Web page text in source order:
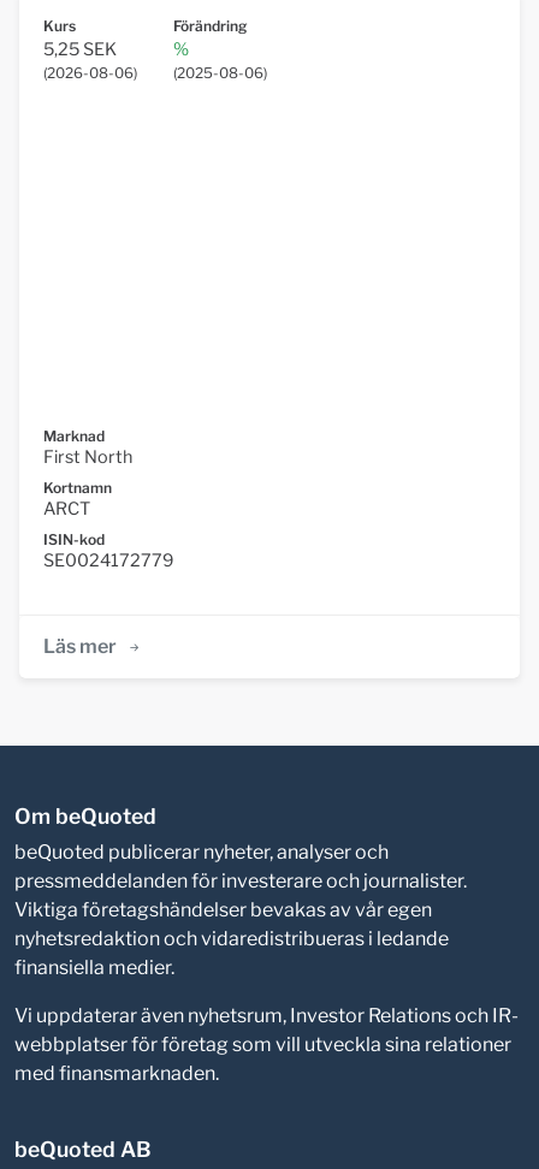
Kurs
5,25 SEK
(2026-08-06)
Förändring
%
(2025-08-06)
Marknad
First North
Kortnamn
ARCT
ISIN-kod
SE0024172779
Läs mer
Om beQuoted
beQuoted publicerar nyheter, analyser och
pressmeddelanden för investerare och journalister.
Viktiga företagshändelser bevakas av vår egen
nyhetsredaktion och vidaredistribueras i ledande
finansiella medier.
Vi uppdaterar även nyhetsrum, Investor Relations och IR-
webbplatser för företag som vill utveckla sina relationer
med finansmarknaden.
beQuoted AB